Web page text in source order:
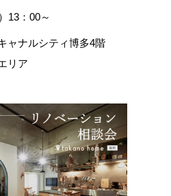
13：00～
ャナルシティ博多4階
リア